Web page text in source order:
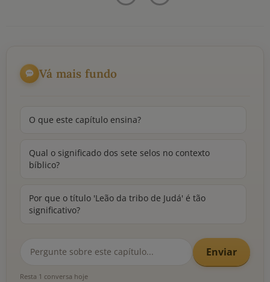
Vá mais fundo
O que este capítulo ensina?
Qual o significado dos sete selos no contexto
bíblico?
Por que o título 'Leão da tribo de Judá' é tão
significativo?
Enviar
Resta 1 conversa hoje